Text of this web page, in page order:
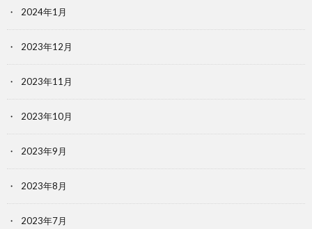
2024年1月
2023年12月
2023年11月
2023年10月
2023年9月
2023年8月
2023年7月